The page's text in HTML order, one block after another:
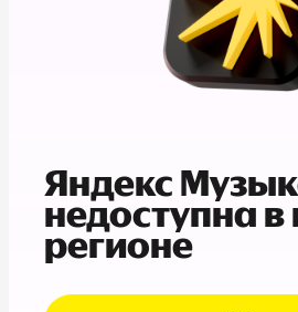
Яндекс
недоступна
регионе